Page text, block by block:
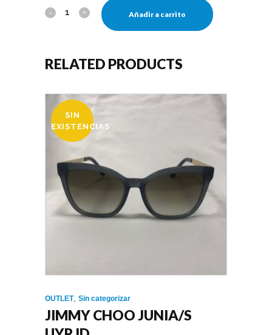
originalactual
Añadir a carrito
RELATED PRODUCTS
OFERTA
SIN
EXISTENCIAS
OUTLET, Sin categorizar
JIMMY CHOO JUNIA/S